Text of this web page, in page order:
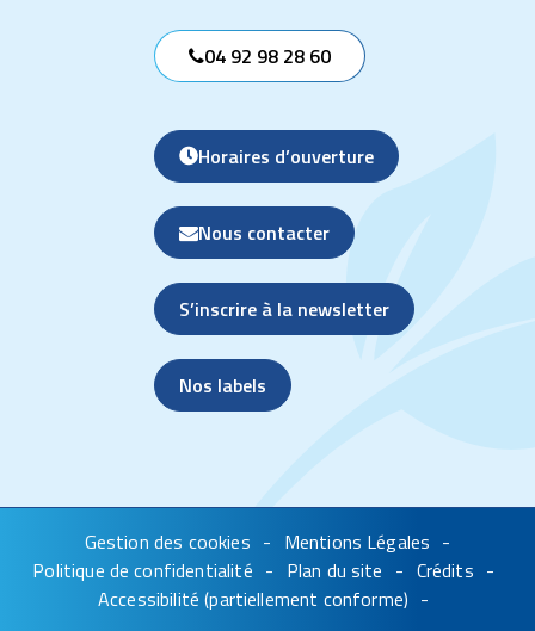
04 92 98 28 60
Horaires d’ouverture
Nous contacter
S’inscrire à la newsletter
Nos labels
Gestion des cookies
Mentions Légales
Politique de confidentialité
Plan du site
Crédits
Accessibilité (partiellement conforme)